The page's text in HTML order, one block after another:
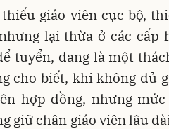
giáo viên cục bộ,
lại thừa ở các cấp
tuyển, đang là một
cho biết, khi không đủ
hợp đồng, nhưng
giữ chân giáo viên lâu